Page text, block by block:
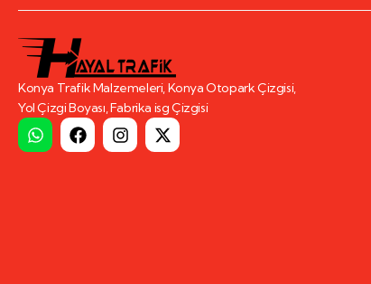
Konya Trafik Malzemeleri, Konya Otopark Çizgisi,
Yol Çizgi Boyası, Fabrika isg Çizgisi